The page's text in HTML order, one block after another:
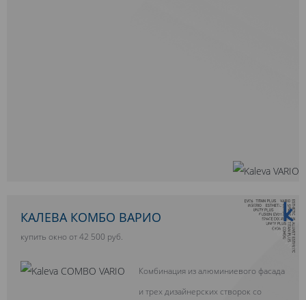
10 ЛЕТ ГАРАНТИИ
КАЛЕВА КОМБО ВАРИО
купить окно от 42 500 руб.
Комбинация из алюминиевого фасада
и трех дизайнерских створок со